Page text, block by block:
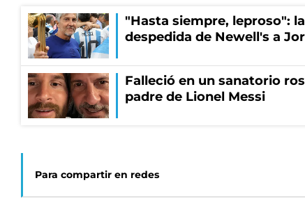
"Hasta siempre, leproso":
despedida de Newell's a
Falleció en un sanatorio
padre de Lionel Messi
Para compartir en redes